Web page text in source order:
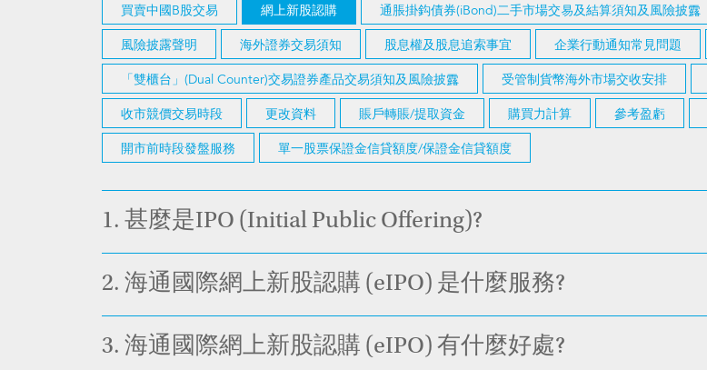
買賣中國B股交易 網上新股認購 通脹掛鈎債券(iBond)二手市場交易及結算須知及風險披露
風險披露聲明
海外證券交易須知 股息權及股息追索事宜 企業行動通知常見問題
「雙櫃台」(Dual Counter)交易證券產品交易須知及風險披露
受管制貨幣海外市場交收安排
收市競價交易時段
更改資料 賬戶轉賬/提取資金 購買力計算 參考盈虧
開市前時段發盤服務
單一股票保證金信貸額度/保證金信貸額度
1. 甚麼是IPO (Initial Public Offering)?
2. 海通國際網上新股認購 (eIPO) 是什麼服務?
3. 海通國際網上新股認購 (eIPO) 有什麼好處?